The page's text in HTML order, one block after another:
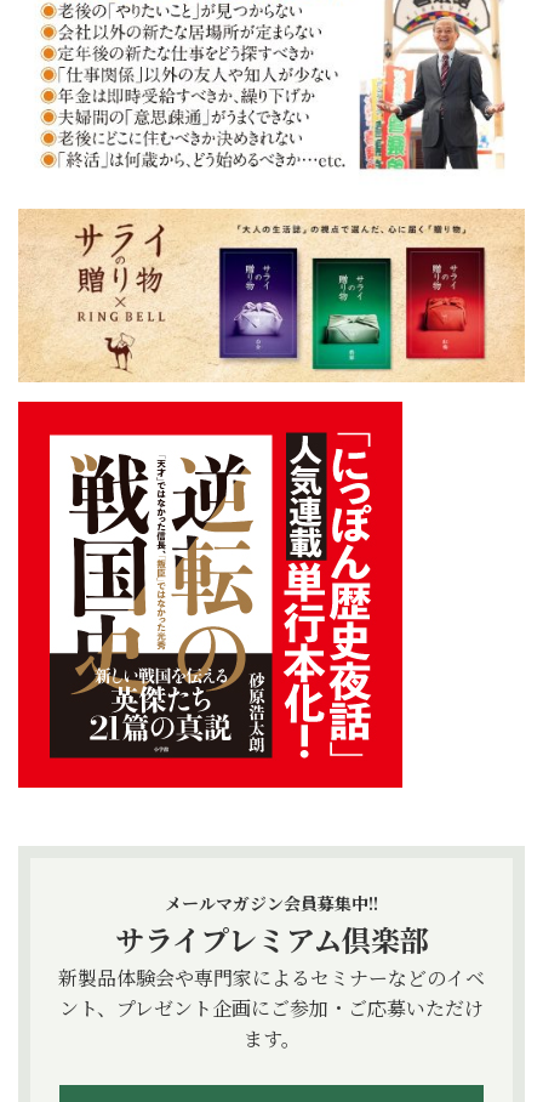
メールマガジン会員募集中!!
サライプレミアム倶楽部
新製品体験会や専門家によるセミナーなどのイベ
ント、プレゼント企画にご参加・ご応募いただけ
ます。